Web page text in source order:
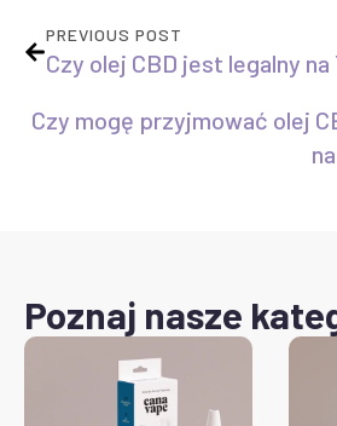
PREVIOUS POST
Czy olej CBD jest legalny
Czy mogę przyjmować olej
Poznaj nasze